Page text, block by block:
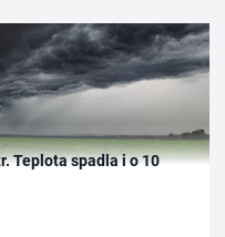
Teplota spadla i o 10